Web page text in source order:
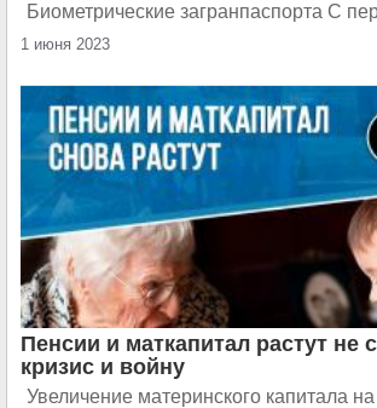
Биометрические загранпаспорта С
1 июня 2023
Пенсии и маткапитал растут не
кризис и войну
Увеличение материнского капитала